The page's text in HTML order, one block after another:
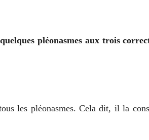
pléonasmes aux trois
les pléonasmes. Cela dit, il la